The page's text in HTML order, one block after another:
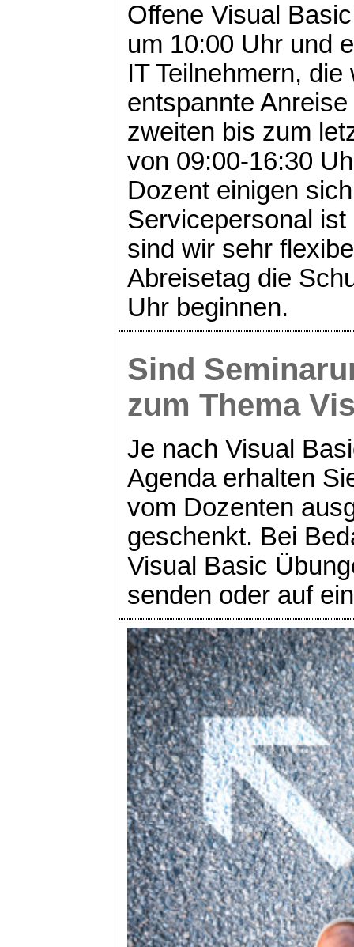
Offene Visual
um 10:00 Uhr und
IT Teilnehmern,
entspannte
zweiten bis zum
von 09:00-16:30
Dozent einigen
Servicepersonal
sind wir sehr
Abreisetag die
Uhr beginnen.
Sind
zum Thema
Je nach Visual
Agenda erhalten
vom Dozenten
geschenkt. Bei
Visual Basic
senden oder auf